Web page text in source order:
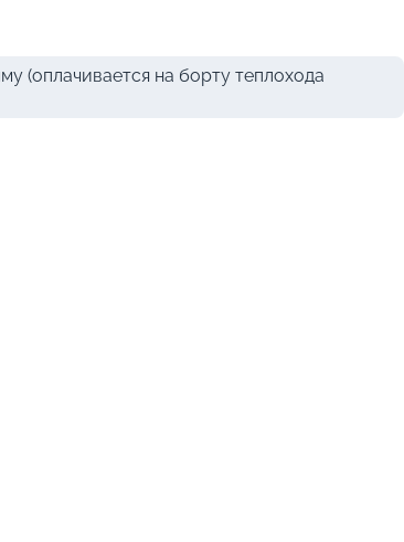
(оплачивается на борту теплохода